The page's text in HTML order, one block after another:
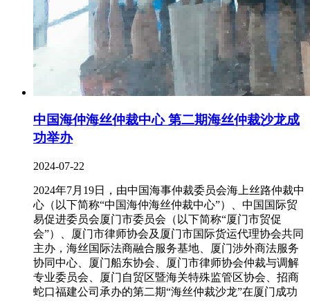
中国海仲海丝仲裁中心 第二期海丝仲裁沙龙成
功举办
2024-07-22
2024年7月19日，由中国海事仲裁委员会海上丝路仲裁中
心（以下简称“中国海仲海丝仲裁中心”）、中国国际贸
易促进委员会厦门市委员会（以下简称“厦门市贸促
会”）、厦门市律师协会及厦门市国际货运代理协会共同
主办，海丝国际法商融合服务基地、厦门涉外商法服务
协同中心、厦门船东协会、厦门市律师协会仲裁与调解
专业委员会、厦门自贸区暨海关特殊监管区协会、招商
蛇口福建公司承办的第二期“海丝仲裁沙龙”在厦门成功